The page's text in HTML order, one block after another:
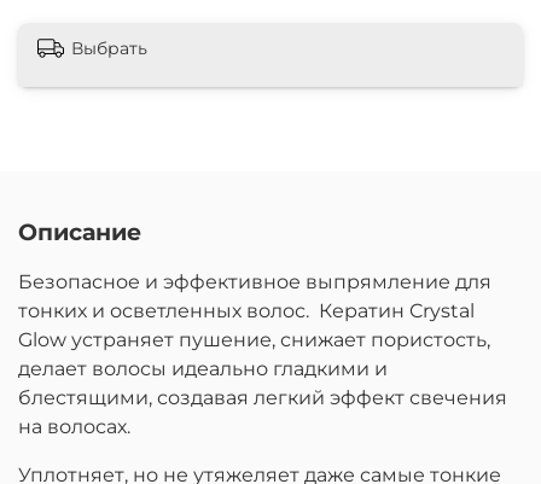
Выбрать
Описание
Безопасное и эффективное выпрямление для
тонких и осветленных волос. Кератин Crystal
Glow устраняет пушение, снижает пористость,
делает волосы идеально гладкими и
блестящими, создавая легкий эффект свечения
на волосах.
Уплотняет, но не утяжеляет даже самые тонкие